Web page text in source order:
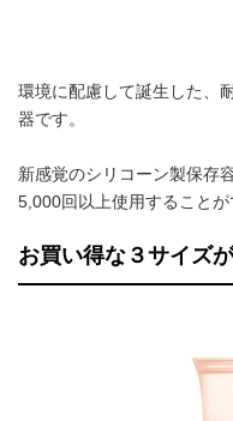
環境に配慮して誕生した、
器です。
新感覚のシリコーン製保存
5,000回以上使用することが
お買い得な３サイズ